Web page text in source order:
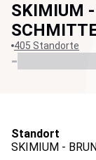
SKIMIUM
405 Standorte
-
Standort
SKIMIUM -